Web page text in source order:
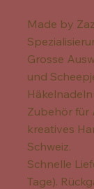
Made by
Grosse
und
Zubehör für
kreatives
Schweiz.
Schnelle
Tage).